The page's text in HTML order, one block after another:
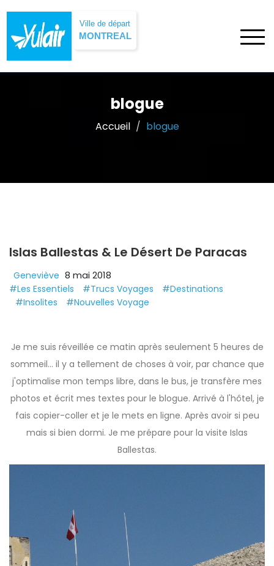
Ville de départ
MONTREAL
blogue
Accueil blogue
Islas Ballestas & Le Désert De Paracas
Geneviève 8 mai 2018
#Les Essentiels #Trucs Voyages
#Destinations
#Insolites
#Nouvelles Voyage
Je me suis réveillée ce matin après seulement 5 heures de
sommeil... il y a tellement de choses à voir, par chance que
j'optimalise mon temps libre, dans le bus, je transfère mes
photos et écrit mes textes pour le blogue. Arrivé à l'hôtel, je
fais copier-coller et je le mets en ligne. Après avoir si peu
mais si bien dormi. Je me prépare pour la visite Islas
Ballestas.